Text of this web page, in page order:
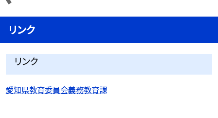
リンク
リンク
愛知県教育委員会義務教育課